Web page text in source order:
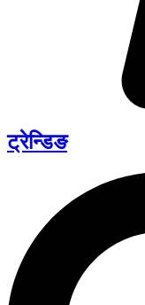
ट्रेन्डिङ